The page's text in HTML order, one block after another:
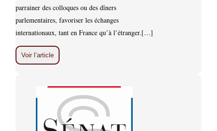
parrainer des colloques ou des dîners
parlementaires, favoriser les échanges
internationaux, tant en France qu’à l’étranger.[…]
Voir l’article